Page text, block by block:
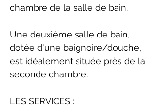
chambre de la salle de bain.
Une deuxième salle de bain,
dotée d'une baignoire/douche,
est idéalement située près de la
seconde chambre.
LES SERVICES :